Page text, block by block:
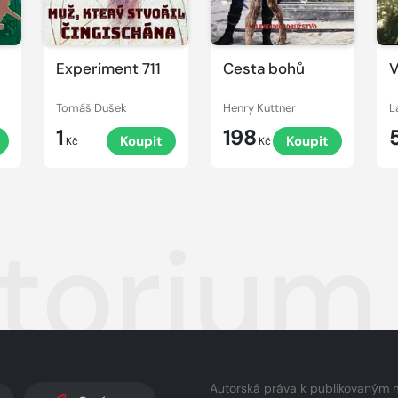
Experiment 711
Tomáš Dušek
1 Kč Koupit
Cesta bohů
Henry Kuttner
198 Kč Koupit
Autorská práva k publikovaným